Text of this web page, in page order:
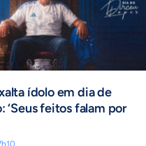
ídolo em dia de
‘Seus feitos falam por